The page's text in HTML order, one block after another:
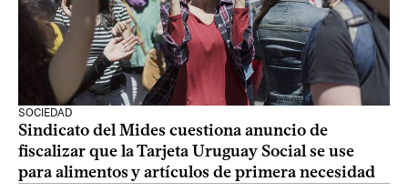
SOCIEDAD
Sindicato del Mides cuestiona anuncio de
fiscalizar que la Tarjeta Uruguay Social se use
para alimentos y artículos de primera necesidad